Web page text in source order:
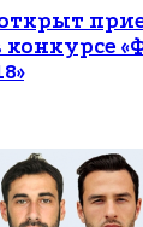
конкурсе